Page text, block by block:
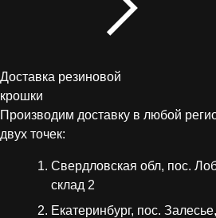
Доставка резиновой
крошки
Производим доставку в любой
двух точек:
Свердловская обл, пос.
склад 2
Екатеринбург, пос.